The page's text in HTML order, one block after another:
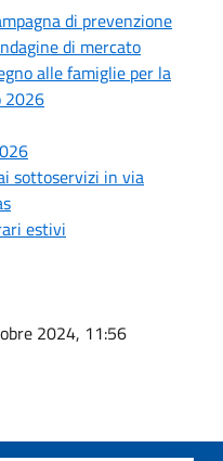
di prevenzione
di mercato
alle famiglie per la
2026
sottoservizi in via
estivi
2024, 11:56